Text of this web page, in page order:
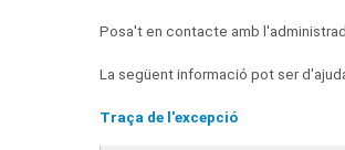
Posa't en contacte amb
La següent informació pot ser
Traça de l'excepció